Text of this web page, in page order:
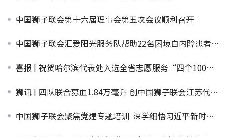
中国狮子联会第十六届理事会第五次会议顺利召开
中国狮子联会汇爱阳光服务队帮助22名困境白内障患者重见光明
喜报 | 祝贺哈尔滨代表处入选全省志愿服务“四个100”优秀典型
狮讯 | 四队联合募血1.84万毫升 创中国狮子联会江苏代表处“红色行动”单日募血量新纪录
中国狮子联会聚焦党建专题培训 深学细悟习近平新时代中国特色社会主义思想 筑牢政治根基